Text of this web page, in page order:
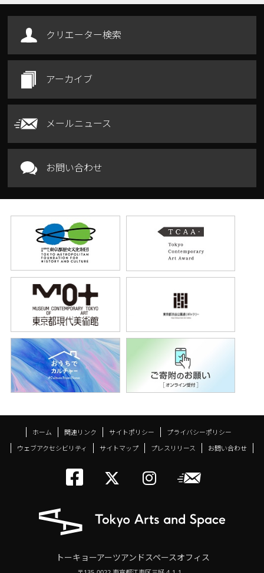
クリエーター検索
アーカイブ
メールニュース
お問い合わせ
ホーム 関連リンク サイトポリシー
プライバシーポリシー
ウェブアクセシビリティ
サイトマップ プレスリリース お問い合わせ
トーキョーアーツ
メールニ
トーキョーアーツアンドスペースオフィス